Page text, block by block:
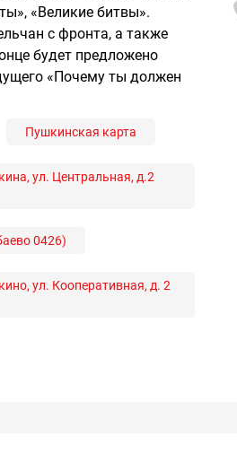
«Великие битвы».
с фронта, а также
будет предложено
«Почему ты должен
Пушкинская карта
ул. Центральная, д.2
0426)
ул. Кооперативная, д. 2